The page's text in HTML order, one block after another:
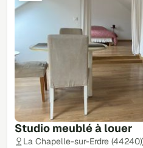
Studio meublé à louer
La Chapelle-sur-Erdre (44240)